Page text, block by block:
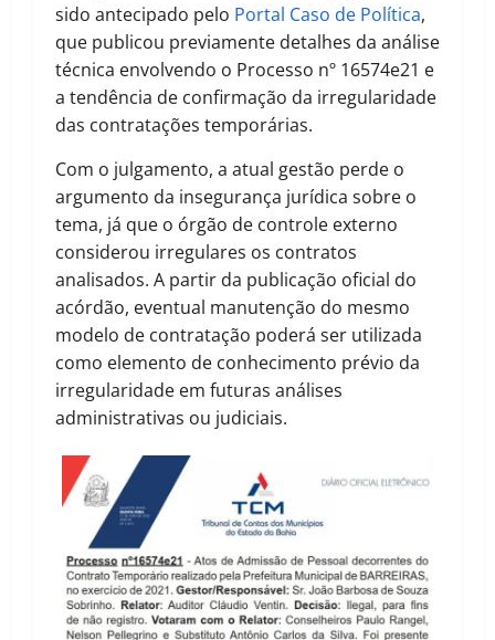
sido antecipado pelo Portal Caso de Política,
que publicou previamente detalhes da análise
técnica envolvendo o Processo nº 16574e21 e
a tendência de confirmação da irregularidade
das contratações temporárias.
Com o julgamento, a atual gestão perde o
argumento da insegurança jurídica sobre o
tema, já que o órgão de controle externo
considerou irregulares os contratos
analisados. A partir da publicação oficial do
acórdão, eventual manutenção do mesmo
modelo de contratação poderá ser utilizada
como elemento de conhecimento prévio da
irregularidade em futuras análises
administrativas ou judiciais.